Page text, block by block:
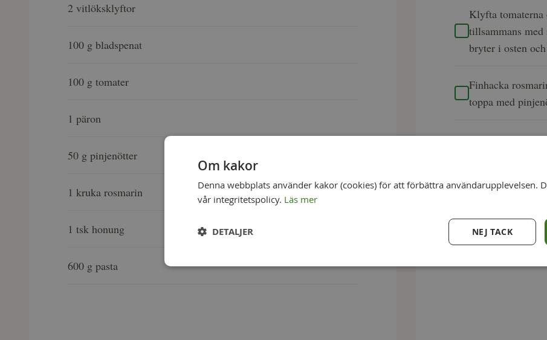
2 vitlöksklyftor
100 g bladspenat
100 g tomater
1 päron
50 g pinjenötter
1 kruka rosmarin
1 tsk honung
600 g pasta
Klyfta tomaterna
tillsammans
bryter i osten
Finhacka
toppa med
Om kakor
Denna webbplats använder kakor (cookies) för att förbättra användarupplevelsen.
vår integritetspolicy. Läs mer
NEJ TACK
DETALJER